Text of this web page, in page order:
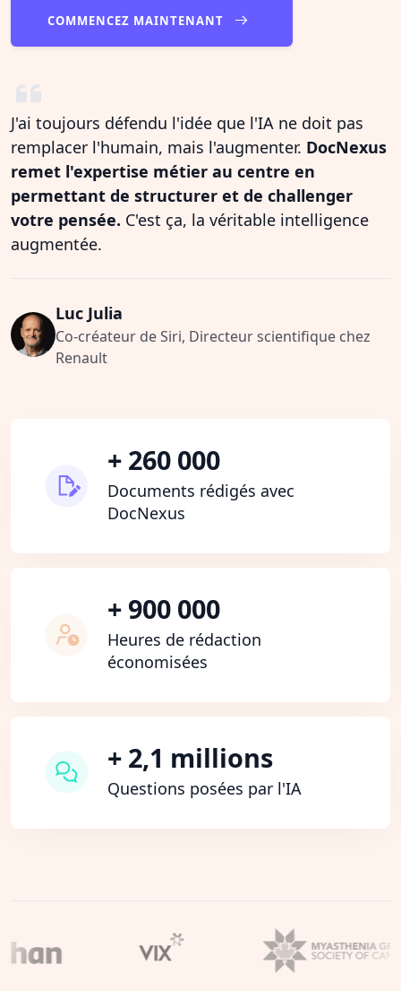
COMMENCEZ MAINTENANT
J'ai toujours défendu l'idée que l'IA ne doit pas
remplacer l'humain, mais l'augmenter. DocNexus
remet l'expertise métier au centre en
permettant de structurer et de challenger
votre pensée. C'est ça, la véritable intelligence
augmentée.
Luc Julia
Co-créateur de Siri, Directeur scientifique chez
Renault
+ 260 000
Documents rédigés avec
DocNexus
+ 900 000
Heures de rédaction
économisées
+ 2,1 millions
Questions posées par l'IA